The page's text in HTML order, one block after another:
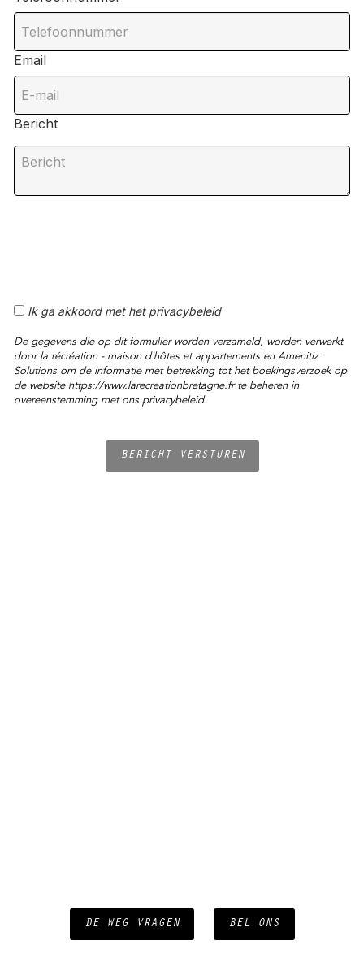
Email
Bericht
Ik ga akkoord met het privacybeleid
De gegevens die op dit formulier worden verzameld, worden verwerkt
door la récréation - maison d'hôtes et appartements en Amenitiz
Solutions om de informatie met betrekking tot het boekingsverzoek op
de website https://www.larecreationbretagne.fr te beheren in
overeenstemming met ons privacybeleid.
DE WEG VRAGEN BEL ONS